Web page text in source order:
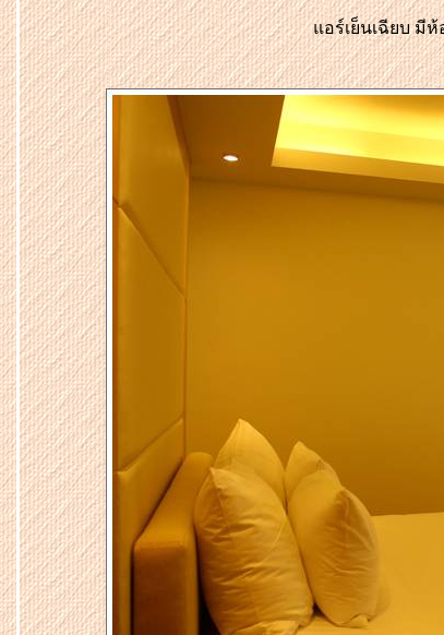
อรเย็นเฉียบ มีห้